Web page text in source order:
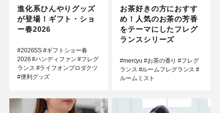
進化系ひんやりグッズ
が登場！ギフト・ショ
ー春2026
#2026SS #ギフトショー春
2026 #ハンディファン #フレグ
ランス #ライフオンプロダクツ
#便利グッズ
お茶好きの方におすす
め！人気のお茶の芳香
をテーマにしたフレグ
ランスシリーズ
#mercyu #お茶の香り #フレグ
ランス #ルームフレグランス #
ルームミスト